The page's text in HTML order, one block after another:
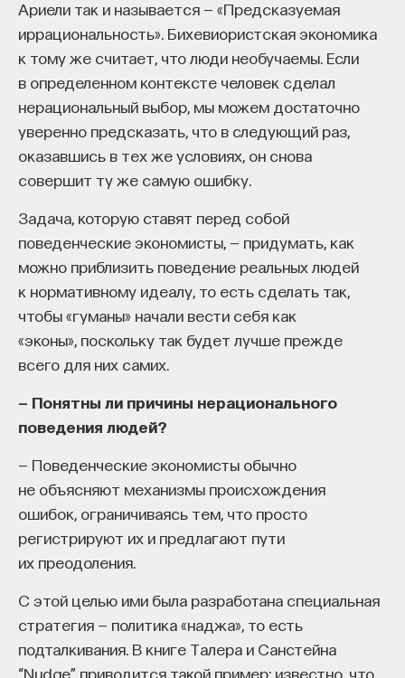
Ариели так и называется — «Предсказуемая
иррациональность». Бихевиористская экономика
к тому же считает, что люди необучаемы. Если
в определенном контексте человек сделал
нерациональный выбор, мы можем достаточно
уверенно предсказать, что в следующий раз,
оказавшись в тех же условиях, он снова
совершит ту же самую ошибку.
Задача, которую ставят перед собой
поведенческие экономисты, — придумать, как
можно приблизить поведение реальных людей
к нормативному идеалу, то есть сделать так,
чтобы «гуманы» начали вести себя как
«эконы», поскольку так будет лучше прежде
всего для них самих.
— Понятны ли причины нерационального
поведения людей?
— Поведенческие экономисты обычно
не объясняют механизмы происхождения
ошибок, ограничиваясь тем, что просто
регистрируют их и предлагают пути
их преодоления.
С этой целью ими была разработана специальная
стратегия — политика «наджа», то есть
подталкивания. В книге Талера и Санстейна
“Nudge” приводится такой пример: известно, что